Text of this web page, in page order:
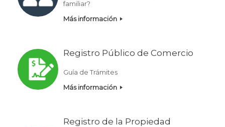
familiar?
Más información
Registro Público de Comercio
Guía de Trámites
Más información
Registro de la Propiedad